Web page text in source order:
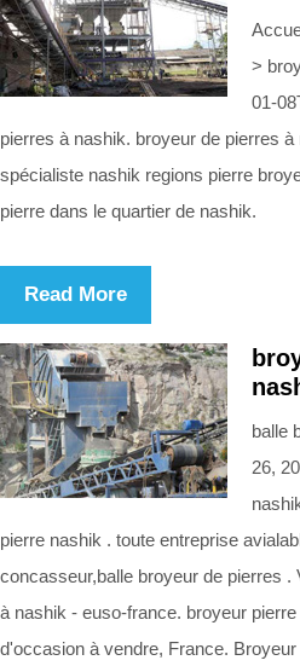
>
01-
pierres à nashik. broyeur de pierres
spécialiste nashik regions pierre
pierre dans le quartier de nashik.
Read More
balle
26,
pierre nashik . toute entreprise
concasseur,balle broyeur de pierres .
à nashik - euso-france. broyeur
d'occasion à vendre, France. Broyeur